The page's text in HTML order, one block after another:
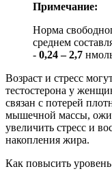
Примечание:
Норма
среднем
- 0,24 – 2,7
Возраст и стресс
тестостерона у
связан с потерей
мышечной массы,
увеличить стресс и
накопления жира.
Как повысить уровень